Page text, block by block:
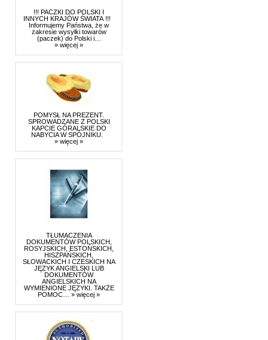
!!! PACZKI DO POLSKI I
INNYCH KRAJÓW ŚWIATA !!!
Informujemy Państwa, że w
zakresie wysyłki towarów
(paczek) do Polski i…
» więcej »
POMYSŁ NA PREZENT.
SPROWADZANE Z POLSKI
KAPCIE GÓRALSKIE DO
NABYCIA W SPÓJNIKU.
» więcej »
TŁUMACZENIA
DOKUMENTÓW POLSKICH,
ROSYJSKICH, ESTOŃSKICH,
HISZPAŃSKICH,
SŁOWACKICH I CZESKICH NA
JĘZYK ANGIELSKI LUB
DOKUMENTÓW
ANGIELSKICH NA
WYMIENIONE JĘZYKI. TAKŻE
POMOC… » więcej »